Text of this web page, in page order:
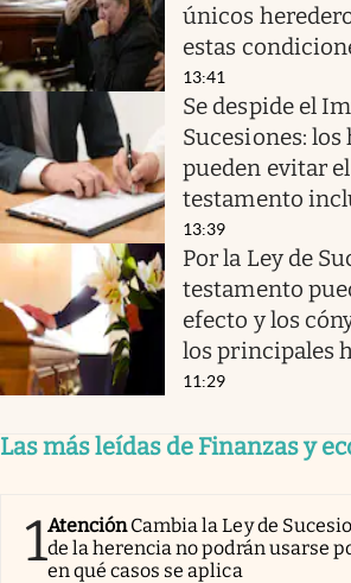
únicos
estas
13:41
Se despide el
Sucesiones: los
pueden evitar
testamento
13:39
Por la Ley de
testamento
efecto y los
los principales
11:29
Las más leídas de Finanzas y
1AtenciónCambia la Ley de
de la herencia no podrán usarse
en qué casos se aplica